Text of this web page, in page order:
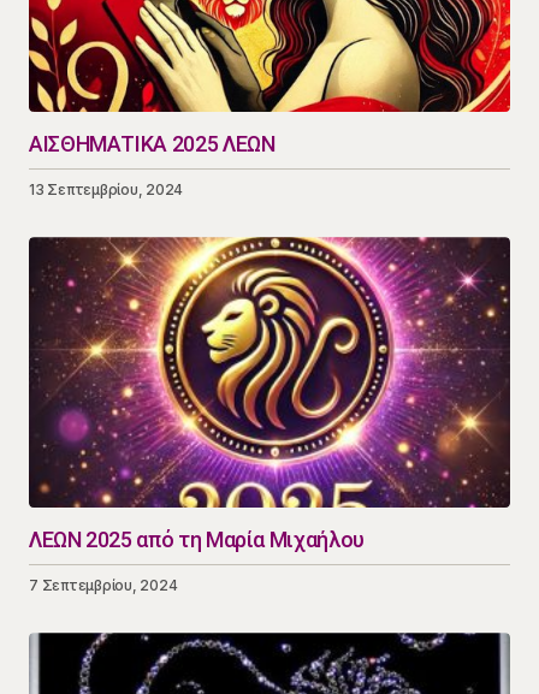
ΑΙΣΘΗΜΑΤΙΚΑ 2025 ΛΕΩΝ
13 Σεπτεμβρίου, 2024
ΛΕΩΝ 2025 από τη Μαρία Μιχαήλου
7 Σεπτεμβρίου, 2024